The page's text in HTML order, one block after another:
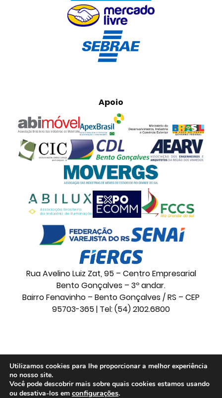
Apoio
Rua Avelino Luiz Zat, 95 – Centro Empresarial
Bento Gonçalves – 3º andar.
Bairro Fenavinho – Bento Gonçalves / RS – CEP
95703-365 | Tel: (54) 2102.6800
© 2026 Movelsul. Todos os direitos reservados.
Utilizamos cookies para lhe proporcionar a melhor experiência
no nosso site.
Você pode descobrir mais sobre quais cookies estamos usando
ou desativa-los em configurações.